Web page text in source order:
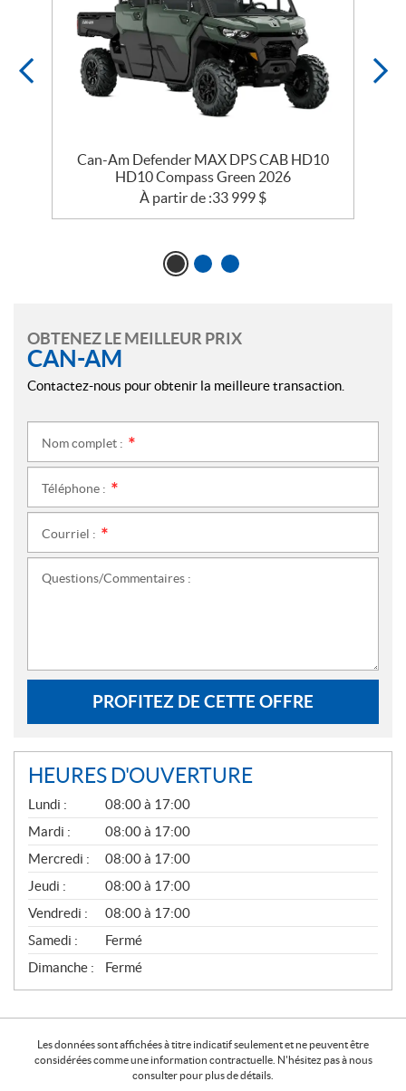
Can-Am Defender MAX DPS CAB HD10
HD10 Compass Green 2026
À partir de :33 999 $
OBTENEZ LE MEILLEUR PRIX
CAN-AM
Contactez-nous pour obtenir la meilleure transaction.
Nom complet :
Téléphone :
Courriel :
Questions/Commentaires :
PROFITEZ DE CETTE OFFRE
HEURES D'OUVERTURE
G
É
N
É
R
A
L
Lundi :
08:00 à 17:00
Mardi :
08:00 à 17:00
Mercredi :
08:00 à 17:00
Jeudi :
08:00 à 17:00
Vendredi :
08:00 à 17:00
Samedi :
Fermé
Dimanche :
Fermé
Les données sont affichées à titre indicatif seulement et ne peuvent être
considérées comme une information contractuelle. N'hésitez pas à nous
consulter pour plus de détails.